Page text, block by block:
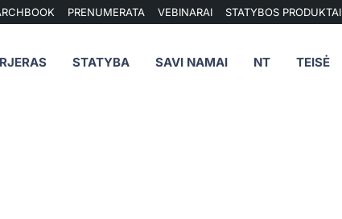
PRENUMERATA VEBINARAI STATYBOS PRODUKTAI
STATYBA SAVI NAMAI NT TEISĖ